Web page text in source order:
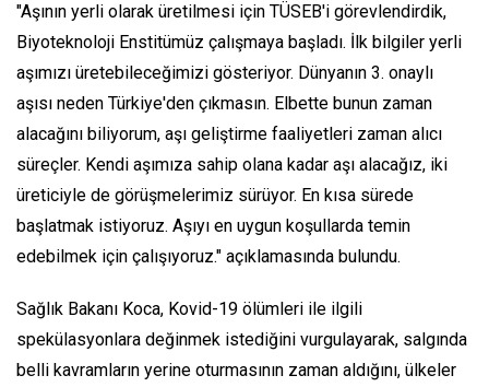
"Aşının yerli olarak üretilmesi için TÜSEB'i görevlendirdik,
Biyoteknoloji Enstitümüz çalışmaya başladı. İlk bilgiler yerli
aşımızı üretebileceğimizi gösteriyor. Dünyanın 3. onaylı
aşısı neden Türkiye'den çıkmasın. Elbette bunun zaman
alacağını biliyorum, aşı geliştirme faaliyetleri zaman alıcı
süreçler. Kendi aşımıza sahip olana kadar aşı alacağız, iki
üreticiyle de görüşmelerimiz sürüyor. En kısa sürede
başlatmak istiyoruz. Aşıyı en uygun koşullarda temin
edebilmek için çalışıyoruz." açıklamasında bulundu.
Sağlık Bakanı Koca, Kovid-19 ölümleri ile ilgili
spekülasyonlara değinmek istediğini vurgulayarak, salgında
belli kavramların yerine oturmasının zaman aldığını, ülkeler